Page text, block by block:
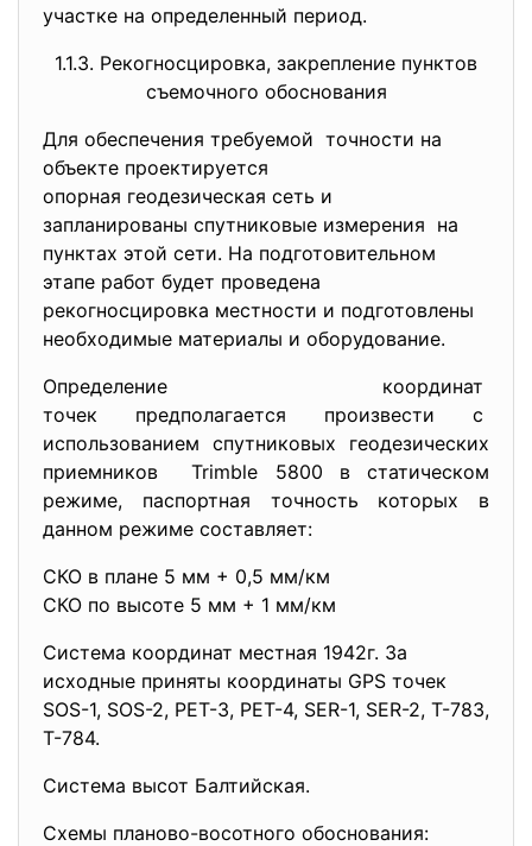
участке на определенный период.
1.1.3. Рекогносцировка, закрепление пунктов
съемочного обоснования
Для обеспечения требуемой точности на
объекте проектируется
опорная геодезическая сеть и
запланированы спутниковые измерения на
пунктах этой сети. На подготовительном
этапе работ будет проведена
рекогносцировка местности и подготовлены
необходимые материалы и оборудование.
Определение координат
точек предполагается произвести с
использованием спутниковых геодезических
приемников Trimble 5800 в статическом
режиме, паспортная точность которых в
данном режиме составляет:
СКО в плане 5 мм + 0,5 мм/км
СКО по высоте 5 мм + 1 мм/км
Система координат местная 1942г. За
исходные приняты координаты GPS точек
SOS-1, SOS-2, PET-3, PET-4, SER-1, SER-2, T-783,
T-784.
Система высот Балтийская.
Схемы планово-восотного обоснования: